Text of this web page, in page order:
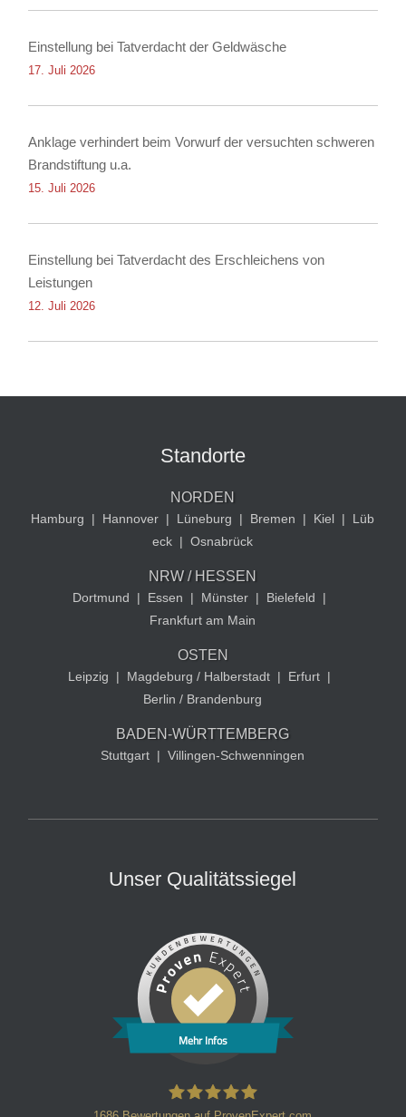
Einstellung bei Tatverdacht der Geldwäsche
17. Juli 2026
Anklage verhindert beim Vorwurf der versuchten schweren
Brandstiftung u.a.
15. Juli 2026
Einstellung bei Tatverdacht des Erschleichens von
Leistungen
12. Juli 2026
Standorte
NORDEN
Hamburg | Hannover | Lüneburg | Bremen | Kiel |
Lüb
eck | Osnabrück
NRW / HESSEN
Dortmund | Essen | Münster | Bielefeld
|
Frankfurt am Main
OSTEN
Leipzig | Magdeburg / Halberstadt | Erfurt |
Berlin / Brandenburg
BADEN-WÜRTTEMBERG
Stuttgart | Villingen-Schwenningen
Unser Qualitätssiegel
Mehr Infos